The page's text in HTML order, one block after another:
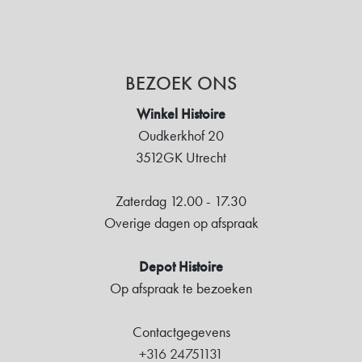
BEZOEK ONS
Winkel Histoire
Oudkerkhof 20
3512GK Utrecht
Zaterdag 12.00 - 17.30
Overige dagen op afspraak
Depot Histoire
Op afspraak te bezoeken
Contactgegevens
+316 24751131